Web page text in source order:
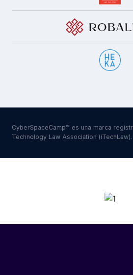
CyberSpaceCamp™ es una marca
Technology Law Association (iTechLaw).